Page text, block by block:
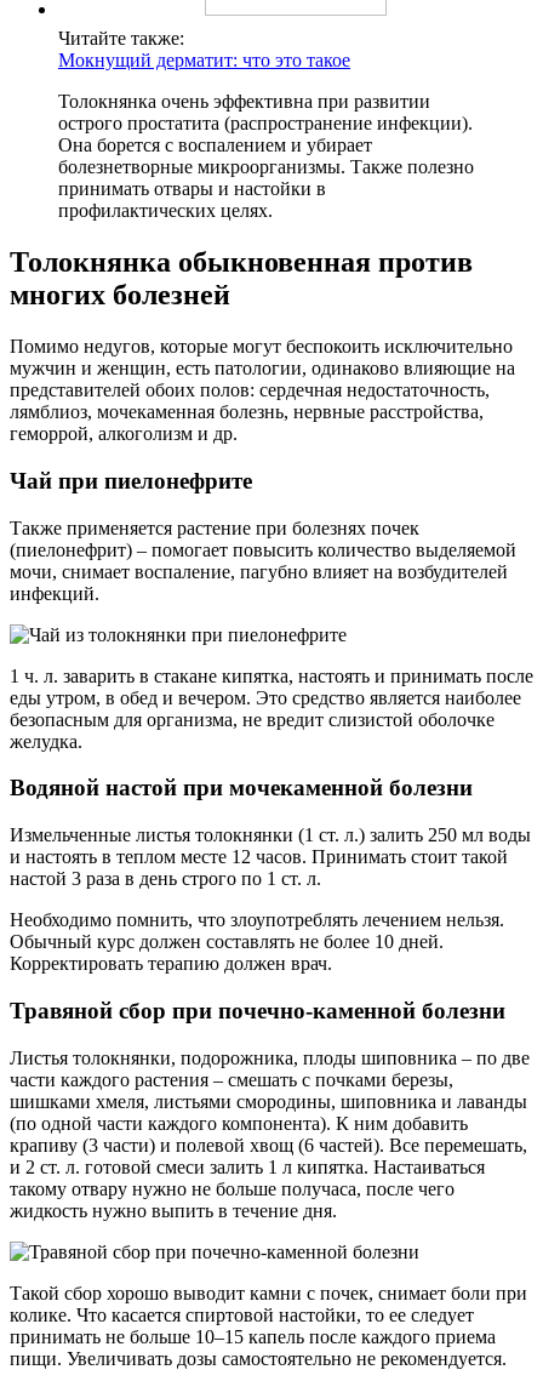
Читайте также:
Мокнущий дерматит: что это такое
Толокнянка очень эффективна при развитии
острого простатита (распространение инфекции).
Она борется с воспалением и убирает
болезнетворные микроорганизмы. Также полезно
принимать отвары и настойки в
профилактических целях.
Толокнянка обыкновенная против
многих болезней
Помимо недугов, которые могут беспокоить исключительно
мужчин и женщин, есть патологии, одинаково влияющие на
представителей обоих полов: сердечная недостаточность,
лямблиоз, мочекаменная болезнь, нервные расстройства,
геморрой, алкоголизм и др.
Чай при пиелонефрите
Также применяется растение при болезнях почек
(пиелонефрит) – помогает повысить количество выделяемой
мочи, снимает воспаление, пагубно влияет на возбудителей
инфекций.
1 ч. л. заварить в стакане кипятка, настоять и принимать после
еды утром, в обед и вечером. Это средство является наиболее
безопасным для организма, не вредит слизистой оболочке
желудка.
Водяной настой при мочекаменной болезни
Измельченные листья толокнянки (1 ст. л.) залить 250 мл воды
и настоять в теплом месте 12 часов. Принимать стоит такой
настой 3 раза в день строго по 1 ст. л.
Необходимо помнить, что злоупотреблять лечением нельзя.
Обычный курс должен составлять не более 10 дней.
Корректировать терапию должен врач.
Травяной сбор при почечно-каменной болезни
Листья толокнянки, подорожника, плоды шиповника – по две
части каждого растения – смешать с почками березы,
шишками хмеля, листьями смородины, шиповника и лаванды
(по одной части каждого компонента). К ним добавить
крапиву (3 части) и полевой хвощ (6 частей). Все перемешать,
и 2 ст. л. готовой смеси залить 1 л кипятка. Настаиваться
такому отвару нужно не больше получаса, после чего
жидкость нужно выпить в течение дня.
Такой сбор хорошо выводит камни с почек, снимает боли при
колике. Что касается спиртовой настойки, то ее следует
принимать не больше 10–15 капель после каждого приема
пищи. Увеличивать дозы самостоятельно не рекомендуется.